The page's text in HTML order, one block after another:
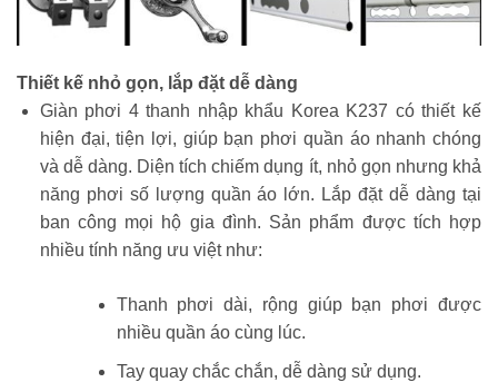
Thiết kế nhỏ gọn, lắp đặt dễ dàng
Giàn phơi 4 thanh nhập khẩu Korea K237 có thiết kế
hiện đại, tiện lợi, giúp bạn phơi quần áo nhanh chóng
và dễ dàng. Diện tích chiếm dụng ít, nhỏ gọn nhưng khả
năng phơi số lượng quần áo lớn. Lắp đặt dễ dàng tại
ban công mọi hộ gia đình. Sản phẩm được tích hợp
nhiều tính năng ưu việt như:
Thanh phơi dài, rộng giúp bạn phơi được
nhiều quần áo cùng lúc.
Tay quay chắc chắn, dễ dàng sử dụng.